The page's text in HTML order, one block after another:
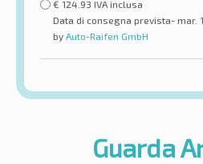
€ 124.93 IVA inclusa
Data di consegna prevista- mar.
by Auto-Raifen GmbH
Guarda